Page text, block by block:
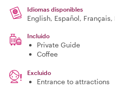
Idiomas disponibles
English, Español,
Incluido
Private Guide
Coffee
Excluido
Entrance to attractions